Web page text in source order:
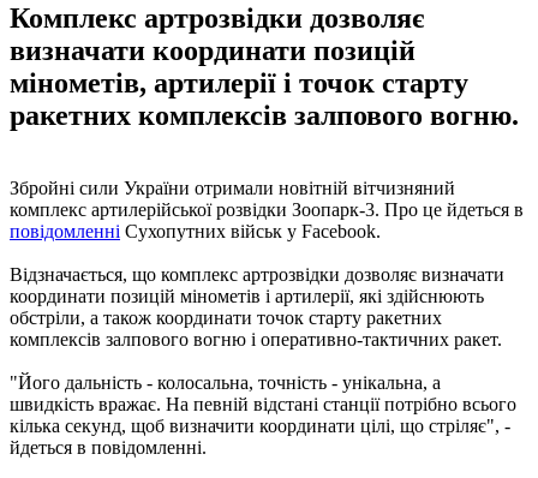
Комплекс артрозвідки дозволяє
визначати координати позицій
мінометів, артилерії і точок старту
ракетних комплексів залпового вогню.
Збройні сили України отримали новітній вітчизняний
комплекс артилерійської розвідки Зоопарк-3. Про це йдеться в
повідомленні Сухопутних військ у Facebook.
Відзначається, що комплекс артрозвідки дозволяє визначати
координати позицій мінометів і артилерії, які здійснюють
обстріли, а також координати точок старту ракетних
комплексів залпового вогню і оперативно-тактичних ракет.
"Його дальність - колосальна, точність - унікальна, а
швидкість вражає. На певній відстані станції потрібно всього
кілька секунд, щоб визначити координати цілі, що стріляє", -
йдеться в повідомленні.